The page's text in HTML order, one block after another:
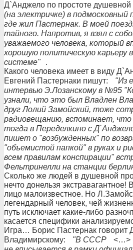
Д`Анджело по простоте душевной
(на электричке) в подмосковный
где жил Пастернак. В моей
тайного. Напротив, я взял с
уважаемого человека, который
хорошую политическую карьеру
системе"
.
Какого человека имеет в виду
Евгений Пастернаки пишут:
"Из
интервью Э.Лозанскому в №95
узнали, что это был Владлен
друг Лолий Замойский, тоже
радиовещанию, вспоминает, что
тогда в Переделкино с
пишет о "возбужденных" по
"объемистой папкой" в руках и
всем правилам конспирации"
Фельтринелли на станции
Сколько же людей в душевной
нечто донельзя
лицо малоизвестное. Но
легендарный человек, чей
путь исключает какие-либо
касается специфики
Игра… Борис Пастернак говорит
Владимирскому:
"В СССР <…>